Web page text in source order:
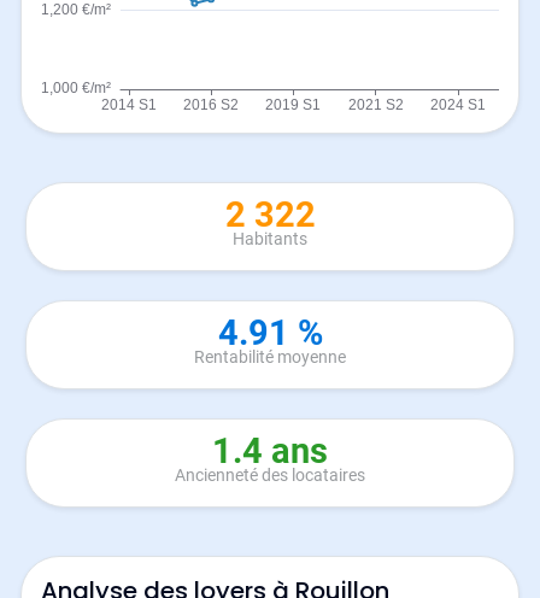
2 322
Habitants
4.91 %
Rentabilité moyenne
1.4 ans
Ancienneté des locataires
Analyse des loyers à Rouillon